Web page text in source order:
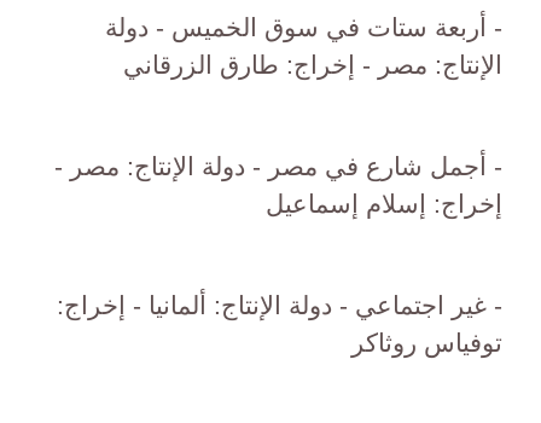
- أربعة ستات في سوق الخميس - دولة
الإنتاج: مصر - إخراج: طارق الزرقاني
- أجمل شارع في مصر - دولة الإنتاج: مصر -
إخراج: إسلام إسماعيل
- غير اجتماعي - دولة الإنتاج: ألمانيا - إخراج:
توفياس روثاكر